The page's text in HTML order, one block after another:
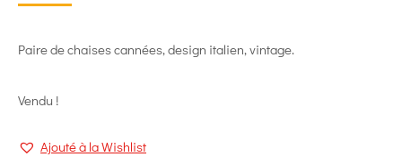
Paire de chaises cannées, design italien, vintage.
Vendu !
Ajouté à la Wishlist